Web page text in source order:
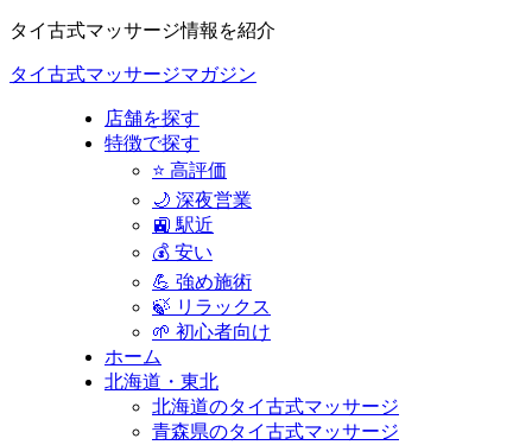
タイ古式マッサージ情報を紹介
タイ古式マッサージマガジン
店舗を探す
特徴で探す
⭐ 高評価
🌙 深夜営業
🚉 駅近
💰 安い
💪 強め施術
🍃 リラックス
🌱 初心者向け
ホーム
北海道・東北
北海道のタイ古式マッサージ
青森県のタイ古式マッサージ